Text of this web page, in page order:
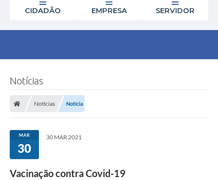
CIDADÃO EMPRESA SERVIDOR
Notícias
Notícias Notícia
MAR
30
30 MAR 2021
Vacinação contra Covid-19